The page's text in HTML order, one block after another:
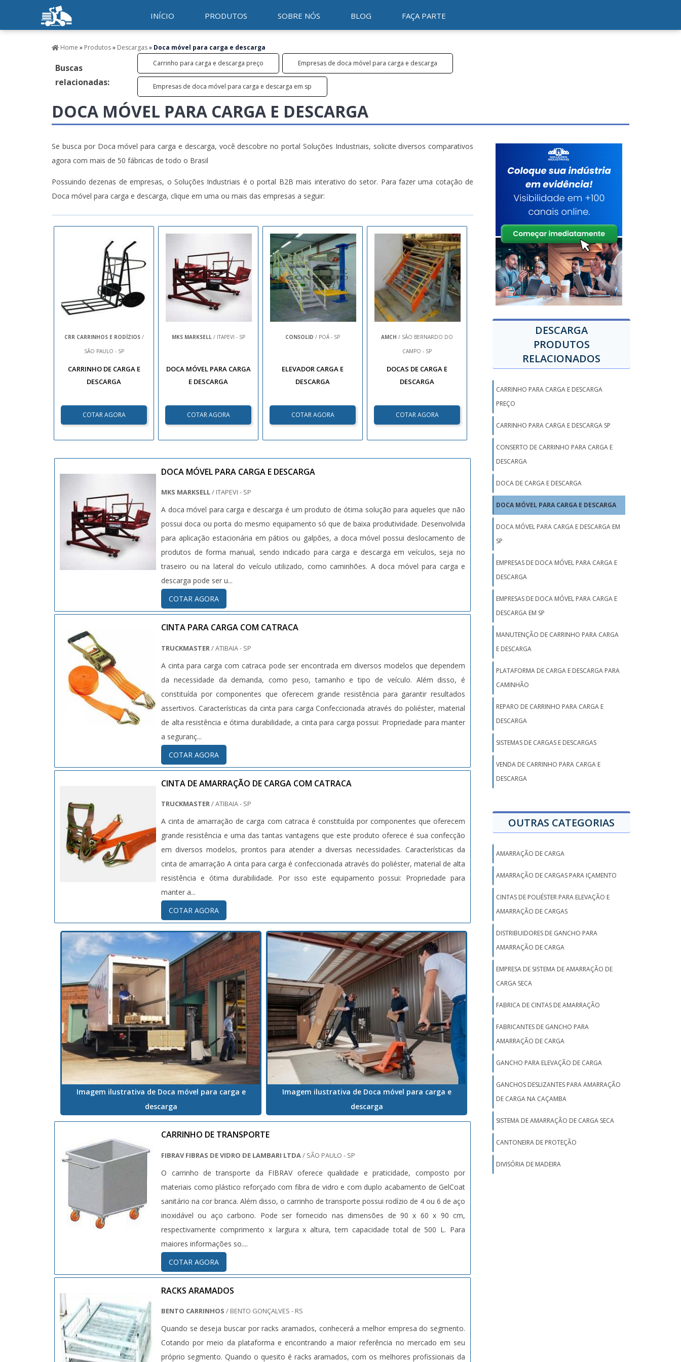
INÍCIO PRODUTOS SOBRE NÓS BLOG FAÇA PARTE
Home » Produtos» Descargas» Doca móvel para carga e descarga
Buscas
relacionadas:
Carrinho para carga e descarga preço Empresas de doca móvel para carga e descarga
Empresas de doca móvel para carga e descarga em sp
DOCA MÓVEL PARA CARGA E DESCARGA
Se busca por Doca móvel para carga e descarga, você descobre no portal Soluções Industriais, solicite diversos comparativos
agora com mais de 50 fábricas de todo o Brasil
Possuindo dezenas de empresas, o Soluções Industriais é o portal B2B mais interativo do setor. Para fazer uma cotação de
Doca móvel para carga e descarga, clique em uma ou mais das empresas a seguir:
CRR CARRINHOS E RODÍZIOS/
SÃO PAULO - SP
CARRINHO DE CARGA E
DESCARGA
COTAR AGORA
MKS MARKSELL/ ITAPEVI - SP
DOCA MÓVEL PARA CARGA
E DESCARGA
COTAR AGORA
CONSOLID / POÁ - SP
ELEVADOR CARGA E
DESCARGA
COTAR AGORA
AMCH / SÃO BERNARDO DO
CAMPO - SP
DOCAS DE CARGA E
DESCARGA
COTAR AGORA
DOCA MÓVEL PARA CARGA E DESCARGA
MKS MARKSELL/ ITAPEVI - SP
A doca móvel para carga e descarga é um produto de ótima solução para aqueles que não
possui doca ou porta do mesmo equipamento só que de baixa produtividade. Desenvolvida
para aplicação estacionária em pátios ou galpões, a doca móvel possui deslocamento de
produtos de forma manual, sendo indicado para carga e descarga em veículos, seja no
traseiro ou na lateral do veículo utilizado, como caminhões. A doca móvel para carga e
descarga pode ser u...
COTAR AGORA
CINTA PARA CARGA COM CATRACA
TRUCKMASTER/ ATIBAIA - SP
A cinta para carga com catraca pode ser encontrada em diversos modelos que dependem
da necessidade da demanda, como peso, tamanho e tipo de veículo. Além disso, é
constituída por componentes que oferecem grande resistência para garantir resultados
assertivos. Características da cinta para carga Confeccionada através do poliéster, material
de alta resistência e ótima durabilidade, a cinta para carga possui: Propriedade para manter
a seguranç...
COTAR AGORA
CINTA DE AMARRAÇÃO DE CARGA COM CATRACA
TRUCKMASTER/ ATIBAIA - SP
A cinta de amarração de carga com catraca é constituída por componentes que oferecem
grande resistência e uma das tantas vantagens que este produto oferece é sua confecção
em diversos modelos, prontos para atender a diversas necessidades. Características da
cinta de amarração A cinta para carga é confeccionada através do poliéster, material de alta
resistência e ótima durabilidade. Por isso este equipamento possui: Propriedade para
manter a...
COTAR AGORA
Imagem ilustrativa de Doca móvel para carga e
descarga
Imagem ilustrativa de Doca móvel para carga e
descarga
CARRINHO DE TRANSPORTE
FIBRAV FIBRAS DE VIDRO DE LAMBARI LTDA/ SÃO PAULO - SP
O carrinho de transporte da FIBRAV oferece qualidade e praticidade, composto por
materiais como plástico reforçado com fibra de vidro e com duplo acabamento de GelCoat
sanitário na cor branca. Além disso, o carrinho de transporte possui rodízio de 4 ou 6 de aço
inoxidável ou aço carbono. Pode ser fornecido nas dimensões de 90 x 60 x 90 cm,
respectivamente comprimento x largura x altura, tem capacidade total de 500 L. Para
maiores informações so....
COTAR AGORA
RACKS ARAMADOS
BENTO CARRINHOS / BENTO GONÇALVES - RS
Quando se deseja buscar por racks aramados, conhecerá a melhor empresa do segmento.
Cotando por meio da plataforma e encontrando a maior referência no mercado em seu
próprio segmento. Quando o quesito é racks aramados, com os melhores profissionais da
DESCARGA
PRODUTOS
RELACIONADOS
CARRINHO PARA CARGA E DESCARGA
PREÇO
CARRINHO PARA CARGA E DESCARGA SP
CONSERTO DE CARRINHO PARA CARGA E
DESCARGA
DOCA DE CARGA E DESCARGA
DOCA MÓVEL PARA CARGA E DESCARGA
DOCA MÓVEL PARA CARGA E DESCARGA EM
SP
EMPRESAS DE DOCA MÓVEL PARA CARGA E
DESCARGA
EMPRESAS DE DOCA MÓVEL PARA CARGA E
DESCARGA EM SP
MANUTENÇÃO DE CARRINHO PARA CARGA
E DESCARGA
PLATAFORMA DE CARGA E DESCARGA PARA
CAMINHÃO
REPARO DE CARRINHO PARA CARGA E
DESCARGA
SISTEMAS DE CARGAS E DESCARGAS
VENDA DE CARRINHO PARA CARGA E
DESCARGA
OUTRAS CATEGORIAS
AMARRAÇÃO DE CARGA
AMARRAÇÃO DE CARGAS PARA IÇAMENTO
CINTAS DE POLIÉSTER PARA ELEVAÇÃO E
AMARRAÇÃO DE CARGAS
DISTRIBUIDORES DE GANCHO PARA
AMARRAÇÃO DE CARGA
EMPRESA DE SISTEMA DE AMARRAÇÃO DE
CARGA SECA
FABRICA DE CINTAS DE AMARRAÇÃO
FABRICANTES DE GANCHO PARA
AMARRAÇÃO DE CARGA
GANCHO PARA ELEVAÇÃO DE CARGA
GANCHOS DESLIZANTES PARA AMARRAÇÃO
DE CARGA NA CAÇAMBA
SISTEMA DE AMARRAÇÃO DE CARGA SECA
CANTONEIRA DE PROTEÇÃO
DIVISÓRIA DE MADEIRA